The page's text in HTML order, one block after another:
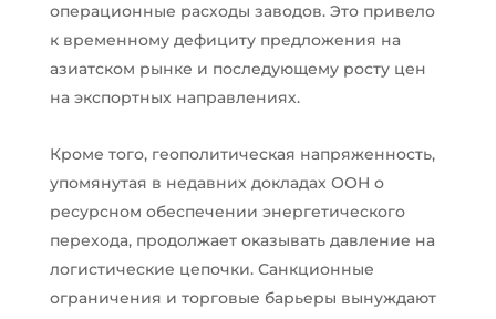
операционные расходы заводов. Это привело
к временному дефициту предложения на
азиатском рынке и последующему росту цен
на экспортных направлениях.
Кроме того, геополитическая напряженность,
упомянутая в недавних докладах ООН о
ресурсном обеспечении энергетического
перехода, продолжает оказывать давление на
логистические цепочки. Санкционные
ограничения и торговые барьеры вынуждают